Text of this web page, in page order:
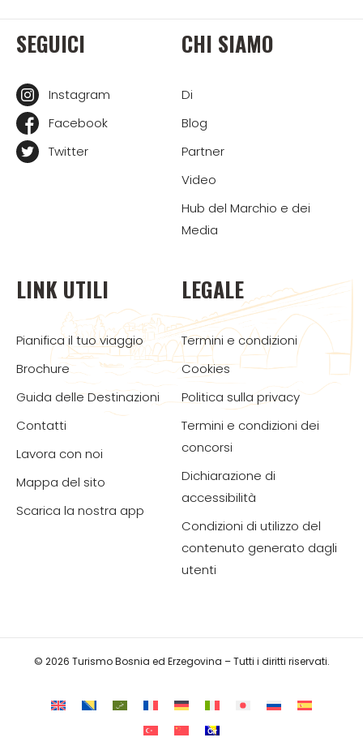
SEGUICI
Instagram
Facebook
Twitter
CHI SIAMO
Di
Blog
Partner
Video
Hub del Marchio e dei
Media
LINK UTILI
Pianifica il tuo viaggio
Brochure
Guida delle Destinazioni
Contatti
Lavora con noi
Mappa del sito
Scarica la nostra app
LEGALE
Termini e condizioni
Cookies
Politica sulla privacy
Termini e condizioni dei
concorsi
Dichiarazione di
accessibilità
Condizioni di utilizzo del
contenuto generato dagli
utenti
© 2026 Turismo Bosnia ed Erzegovina – Tutti i diritti riservati.